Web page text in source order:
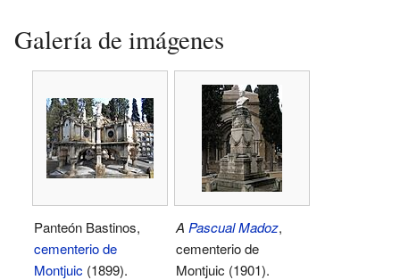
Galería de imágenes
Panteón Bastinos,
cementerio de
Montjuic (1899).
A Pascual Madoz,
cementerio de
Montjuic (1901).